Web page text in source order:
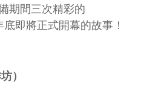
期間三次精彩的
即將正式開幕的故事！
）